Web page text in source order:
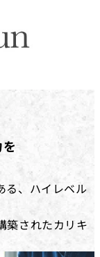
る、ハイレベル
築されたカリキ